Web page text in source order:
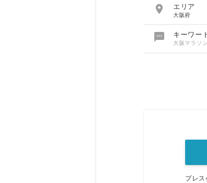
 エリア
大阪府
 キーワー
大阪マラソン
プレ